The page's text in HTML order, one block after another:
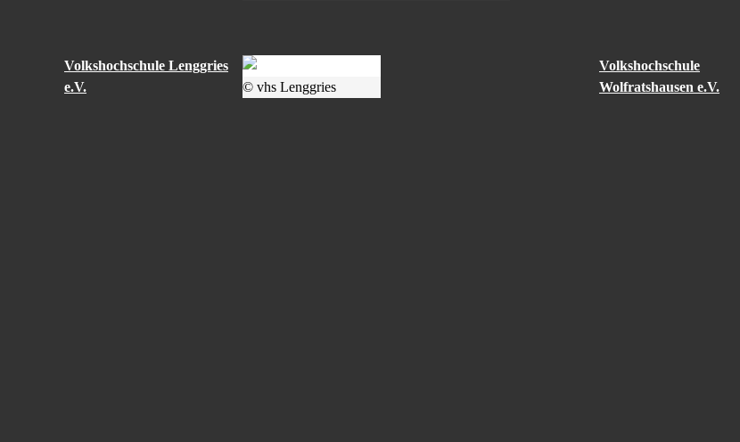
Volkshochschule Lenggries
e.V.
© vhs Lenggries
Volkshochschule
Wolfratshausen e.V.